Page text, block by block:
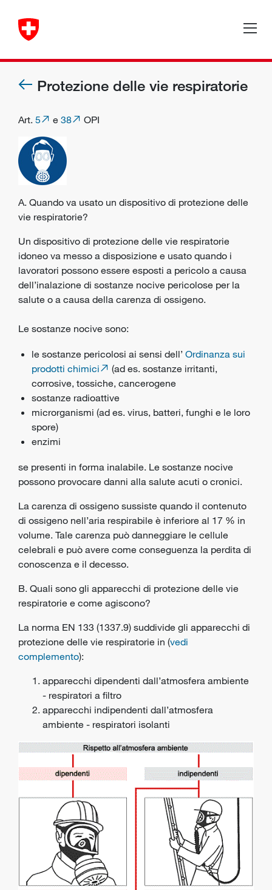
Protezione delle vie respiratorie
Art. 5 e 38 OPI
A. Quando va usato un dispositivo di protezione delle
vie respiratorie?
Un dispositivo di protezione delle vie respiratorie
idoneo va messo a disposizione e usato quando i
lavoratori possono essere esposti a pericolo a causa
dell’inalazione di sostanze nocive pericolose per la
salute o a causa della carenza di ossigeno.
Le sostanze nocive sono:
le sostanze pericolosi ai sensi dell’ Ordinanza sui
prodotti chimici
(ad es. sostanze irritanti,
corrosive, tossiche, cancerogene
sostanze radioattive
microrganismi (ad es. virus, batteri, funghi e le loro
spore)
enzimi
se presenti in forma inalabile. Le sostanze nocive
possono provocare danni alla salute acuti o cronici.
La carenza di ossigeno sussiste quando il contenuto
di ossigeno nell’aria respirabile è inferiore al 17 % in
volume. Tale carenza può danneggiare le cellule
celebrali e può avere come conseguenza la perdita di
conoscenza e il decesso.
B. Quali sono gli apparecchi di protezione delle vie
respiratorie e come agiscono?
La norma EN 133 (1337.9) suddivide gli apparecchi di
protezione delle vie respiratorie in (vedi
complemento):
apparecchi dipendenti dall’atmosfera ambiente
- respiratori a filtro
apparecchi indipendenti dall’atmosfera
ambiente - respiratori isolanti